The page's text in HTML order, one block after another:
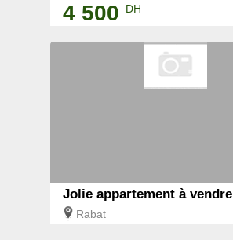
4 500 DH
Jolie appartement à vendre
Rabat